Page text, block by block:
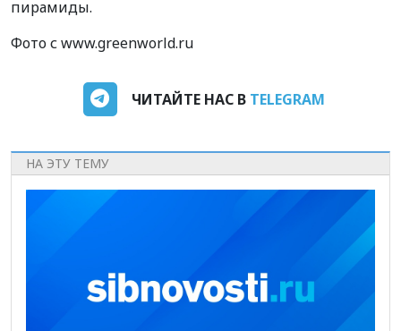
пирамиды.
Фото с www.greenworld.ru
ЧИТАЙТЕ НАС В TELEGRAM
НА ЭТУ ТЕМУ